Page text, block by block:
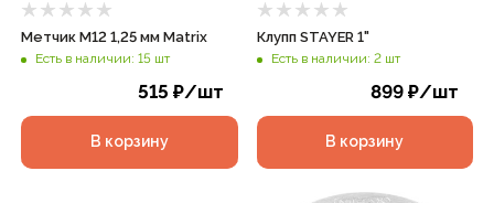
Метчик М12 1,25 мм Matrix
Есть в наличии: 15 шт
515 ₽/шт
В корзину
Клупп STAYER 1"
Есть в наличии: 2 шт
899 ₽/шт
В корзину